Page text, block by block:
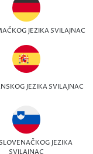
JEZIKA SVILAJNAC
JEZIKA SVILAJNAC
JEZIKA
SVILAJNAC